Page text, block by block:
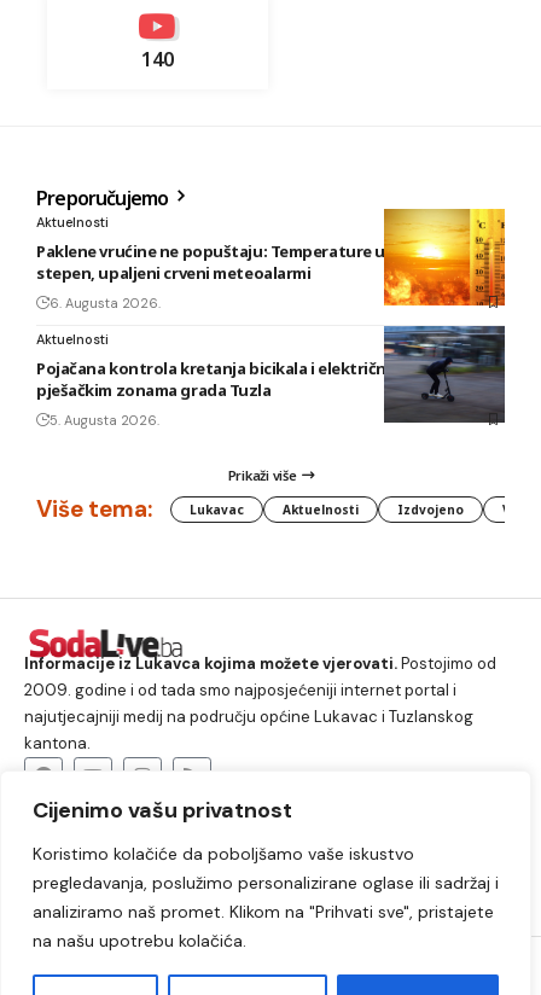
Cijenimo vašu privatnost
Koristimo kolačiće da poboljšamo vaše iskustvo
pregledavanja, poslužimo personalizirane oglase ili sadržaj i
analiziramo naš promet. Klikom na "Prihvati sve", pristajete
na našu upotrebu kolačića.
140
Preporučujemo
Aktuelnosti
Paklene vrućine ne popuštaju: Temperature u BiH i do 41
stepen, upaljeni crveni meteoalarmi
6. Augusta 2026.
Aktuelnosti
Pojačana kontrola kretanja bicikala i električnih romobila u
pješačkim zonama grada Tuzla
5. Augusta 2026.
Prikaži više
Više tema: Lukavac Aktuelnosti Izdvojeno
Informacije iz Lukavca kojima možete vjerovati.Postojimo od
2009. godine i od tada smo najposjećeniji internet portal i
najutjecajniji medij na području općine Lukavac i Tuzlanskog
kantona.
Lukavac Društvo Crna hronika
Sport
Kultura
Kolumne Slobodno vrijeme